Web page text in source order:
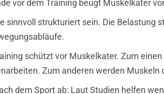
vor dem Training beugt Muskelkater
sinnvoll strukturiert sein. Die Belastung
schützt vor Muskelkater. Zum
Zum anderen werden
dem Sport ab: Laut Studien helfen